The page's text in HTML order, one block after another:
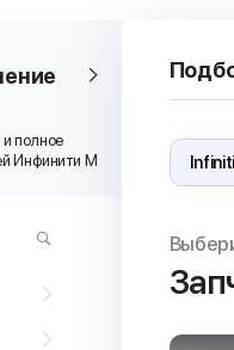
полное
Инфинити М